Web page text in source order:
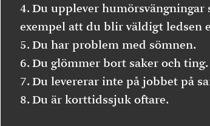
Du upplever
exempel att du blir väldigt ledsen
Du har problem med sömnen.
Du glömmer bort saker och ting.
Du levererar inte på jobbet på
Du är korttidssjuk oftare.